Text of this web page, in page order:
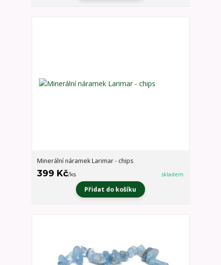
Minerální náramek Larimar - chips
399 Kč/ks skladem
Přidat do košíku